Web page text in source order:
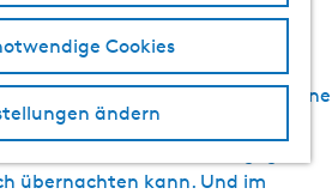
Cookies
ändern
l
n
gibt es viele Stellen, die man bei
kann. Und sollte. Zum
diefriesischen Seenmit einem
im Heegermeer befindet sich eine
auf der man sich nach
Wasser ausruhen und gegen
übernachten kann. Und im